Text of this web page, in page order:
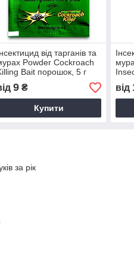
від тарганів та
Powder Cockroach
Bait порошок, 5 г
9₴
Купити
від
за рік